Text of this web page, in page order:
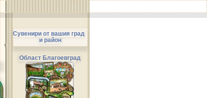
Сувенири от вашия град
и район
Област Благоевград